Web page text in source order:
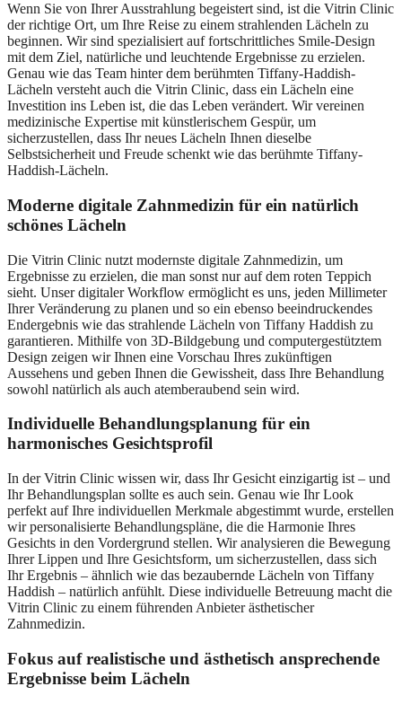
Wenn Sie von Ihrer Ausstrahlung begeistert sind, ist die Vitrin Clinic
der richtige Ort, um Ihre Reise zu einem strahlenden Lächeln zu
beginnen. Wir sind spezialisiert auf fortschrittliches Smile-Design
mit dem Ziel, natürliche und leuchtende Ergebnisse zu erzielen.
Genau wie das Team hinter dem berühmten Tiffany-Haddish-
Lächeln versteht auch die Vitrin Clinic, dass ein Lächeln eine
Investition ins Leben ist, die das Leben verändert. Wir vereinen
medizinische Expertise mit künstlerischem Gespür, um
sicherzustellen, dass Ihr neues Lächeln Ihnen dieselbe
Selbstsicherheit und Freude schenkt wie das berühmte Tiffany-
Haddish-Lächeln.
Moderne digitale Zahnmedizin für ein natürlich
schönes Lächeln
Die Vitrin Clinic nutzt modernste digitale Zahnmedizin, um
Ergebnisse zu erzielen, die man sonst nur auf dem roten Teppich
sieht. Unser digitaler Workflow ermöglicht es uns, jeden Millimeter
Ihrer Veränderung zu planen und so ein ebenso beeindruckendes
Endergebnis wie das strahlende Lächeln von Tiffany Haddish zu
garantieren. Mithilfe von 3D-Bildgebung und computergestütztem
Design zeigen wir Ihnen eine Vorschau Ihres zukünftigen
Aussehens und geben Ihnen die Gewissheit, dass Ihre Behandlung
sowohl natürlich als auch atemberaubend sein wird.
Individuelle Behandlungsplanung für ein
harmonisches Gesichtsprofil
In der Vitrin Clinic wissen wir, dass Ihr Gesicht einzigartig ist – und
Ihr Behandlungsplan sollte es auch sein. Genau wie Ihr Look
perfekt auf Ihre individuellen Merkmale abgestimmt wurde, erstellen
wir personalisierte Behandlungspläne, die die Harmonie Ihres
Gesichts in den Vordergrund stellen. Wir analysieren die Bewegung
Ihrer Lippen und Ihre Gesichtsform, um sicherzustellen, dass sich
Ihr Ergebnis – ähnlich wie das bezaubernde Lächeln von Tiffany
Haddish – natürlich anfühlt. Diese individuelle Betreuung macht die
Vitrin Clinic zu einem führenden Anbieter ästhetischer
Zahnmedizin.
Fokus auf realistische und ästhetisch ansprechende
Ergebnisse beim Lächeln